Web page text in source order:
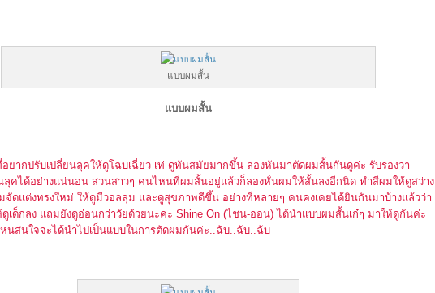
แบบผมสั้น
แบบผมสั้น
อยากปรับเปลี่ยนลุคให้ดูโฉบเฉี่ยว เท่ ดูทันสมัยมากขึ้น ลองหันมาตัดผมสั้นกันดูค่ะ รับรองว่า
ลุคได้อย่างแน่นอน ส่วนสาวๆ คนไหนที่ผมสั้นอยู่แล้วก็ลองหั่นผมให้สั้นลงอีกนิด ทำสีผมให้ดูสว่าง
จัดแต่งทรงใหม่ ให้ดูมีวอลลุ่ม และดูสุขภาพดีขึ้น อย่างที่หลายๆ คนคงเคยได้ยินกันมาบ้างแล้วว่า
เด็กลง แถมยังดูอ่อนกว่าวัยด้วยนะคะ Shine On (ไชน-ออน) ได้นำแบบผมสั้นเก๋ๆ มาให้ดูกันค่ะ
หนสนใจจะได้นำไปเป็นแบบในการตัดผมกันค่ะ..ฉับ..ฉับ..ฉับ